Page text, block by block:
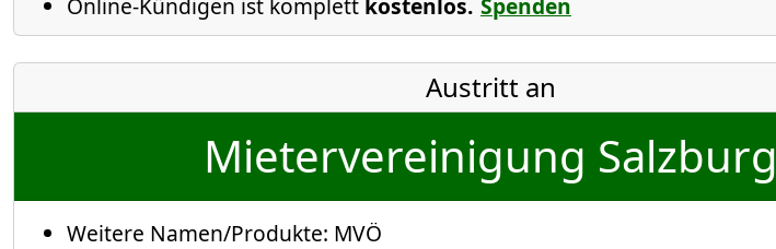
Austritt an
Mietervereinigung Salzburg
Weitere Namen/Produkte: MVÖ